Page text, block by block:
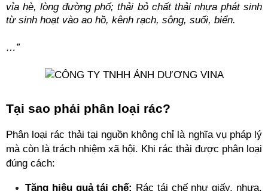
vỉa hè, lòng đường phố; thải bỏ chất thải nhựa phát sinh
từ sinh hoạt vào ao hồ, kênh rạch, sông, suối, biển.
…”
Tại sao phải phân loại rác?
Phân loại rác thải tại nguồn không chỉ là nghĩa vụ pháp lý
mà còn là trách nhiệm xã hội. Khi rác thải được phân loại
đúng cách:
Tăng hiệu quả tái chế: Rác tái chế như giấy, nhựa,